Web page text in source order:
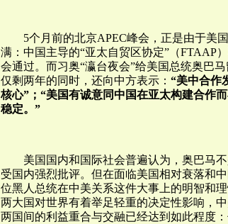
5个月前的北京APEC峰会，正是由于美
满：中国主导的“亚太自贸区协定”（FTAAP
会通过。而习奥“瀛台夜会”给美国总统奥巴
仅剩两年的同时，还向中方表示： “美中合作
核心”；“美国有诚意同中国在亚太构建合作
稳定。”
美国国内和国际社会普遍认为，奥巴马
受国内强烈批评。但在面临美国相对衰落和
位黑人总统在中美关系这件大事上的明智和
两大国对世界有着举足轻重的决定性影响，
两国间的利益重合与交融已经达到如此程度